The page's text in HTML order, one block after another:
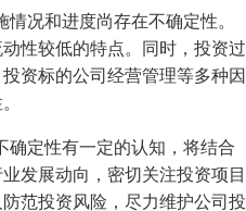
况和进度尚存在不确定性。
性较低的特点。同时，投资过
资标的公司经营管理等多种因
确定性有一定的认知，将结合
发展动向，密切关注投资项目
范投资风险，尽力维护公司投